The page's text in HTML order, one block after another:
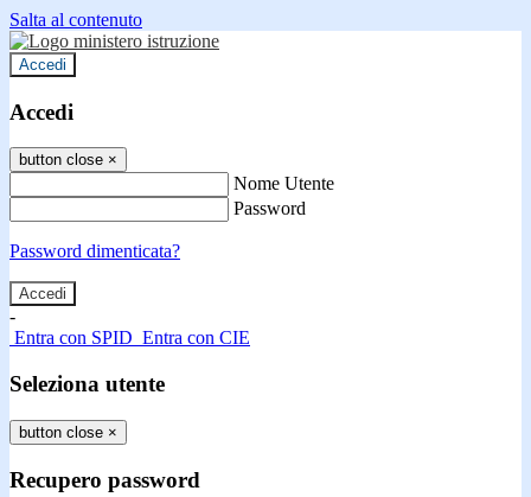
Salta al contenuto
Accedi
Accedi
button close ×
Nome Utente
Password
Password dimenticata?
-
Entra con SPID Entra con CIE
Seleziona utente
button close ×
Recupero password